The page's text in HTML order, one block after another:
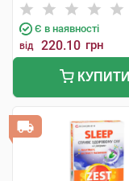
Є в наявності
від 220.10 грн
КУПИТИ